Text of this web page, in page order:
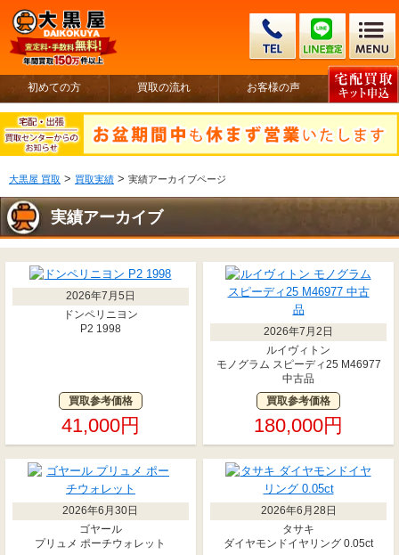
初めての方 買取の流れ お客様の声
大黒屋 買取 > 買取実績 > 実績アーカイブページ
実績アーカイブ
2026年7月5日
ドンペリニヨン
P2 1998
買取参考価格
41,000円
2026年7月2日
ルイヴィトン
モノグラム スピーディ25 M46977
中古品
買取参考価格
180,000円
2026年6月30日
ゴヤール
プリュメ ポーチウォレット
2026年6月28日
タサキ
ダイヤモンドイヤリング 0.05ct